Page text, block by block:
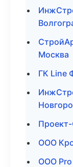
Москва
ГК Line
ООО
ООО